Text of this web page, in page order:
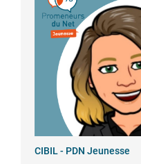
CIBIL - PDN Jeunesse